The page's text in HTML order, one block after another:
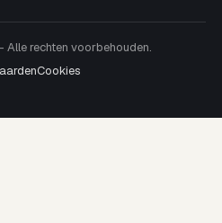
rechten voorbehouden.
Cookies